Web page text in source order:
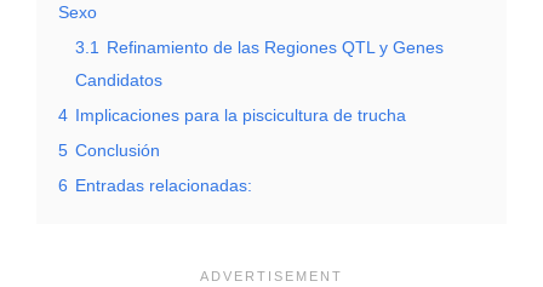
Sexo
3.1
Refinamiento de las Regiones QTL y Genes
Candidatos
4 Implicaciones para la piscicultura de trucha
5 Conclusión
6 Entradas relacionadas: